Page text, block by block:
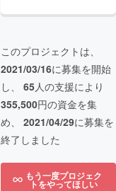
このプロジェクトは、
2021/03/16に募集を開始
し、 65人の支援により
355,500円の資金を集
め、 2021/04/29に募集を
終了しました
もう一度プロジェク
トをやってほしい